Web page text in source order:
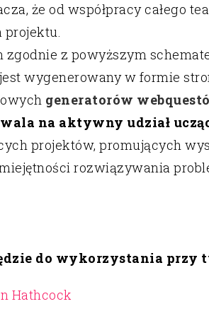
że od współpracy całego
projektu.
z powyższym
wygenerowany w formie
generatorów
na aktywny udział
projektów, promujących
rozwiązywania
do wykorzystania przy
Hathcock